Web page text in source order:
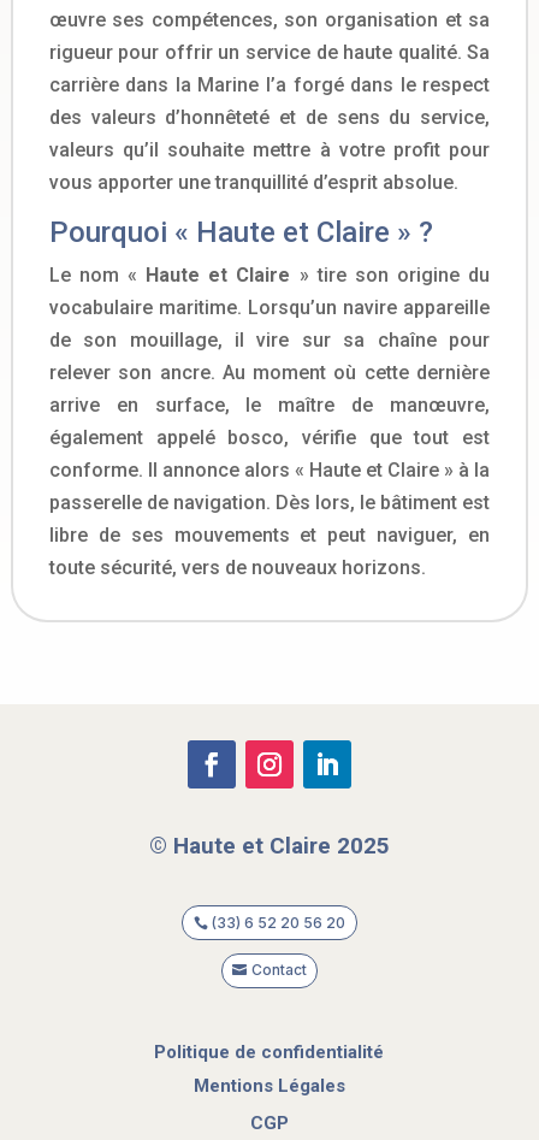
œuvre ses compétences, son organisation et sa
rigueur pour offrir un service de haute qualité. Sa
carrière dans la Marine l’a forgé dans le respect
des valeurs d’honnêteté et de sens du service,
valeurs qu’il souhaite mettre à votre profit pour
vous apporter une tranquillité d’esprit absolue.
Pourquoi « Haute et Claire » ?
Le nom « Haute et Claire » tire son origine du
vocabulaire maritime. Lorsqu’un navire appareille
de son mouillage, il vire sur sa chaîne pour
relever son ancre. Au moment où cette dernière
arrive en surface, le maître de manœuvre,
également appelé bosco, vérifie que tout est
conforme. Il annonce alors « Haute et Claire » à la
passerelle de navigation. Dès lors, le bâtiment est
libre de ses mouvements et peut naviguer, en
toute sécurité, vers de nouveaux horizons.
© Haute et Claire 2025
(33) 6 52 20 56 20
Contact
Politique de confidentialité
Mentions Légales
CGP